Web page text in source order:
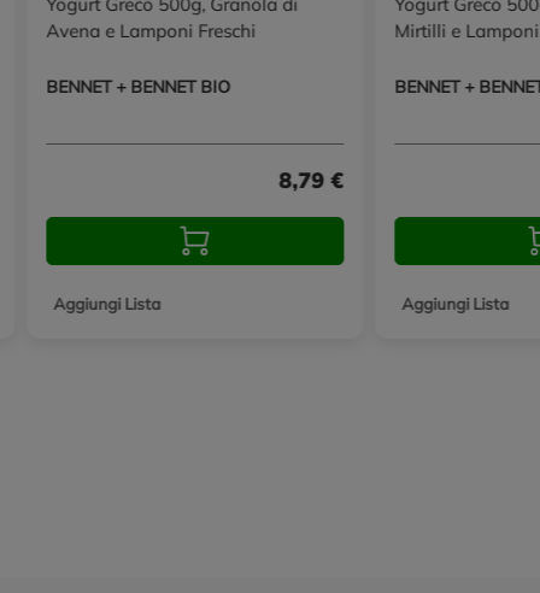
Avena e Lamponi Freschi
BENNET + BENNET BIO
8,79 €
Aggiungi Lista
Mirtilli e
BENNET +
Aggiungi Lista